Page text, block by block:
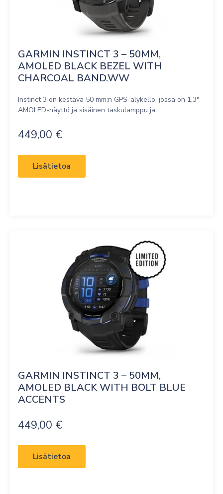
GARMIN INSTINCT 3 – 50MM,
AMOLED BLACK BEZEL WITH
CHARCOAL BAND.WW
Instinct 3 on kestävä 50 mm:n GPS-älykello, jossa on 1,3″
AMOLED-näyttö ja sisäinen taskulamppu ja...
449,00 €
Lisätietoa
GARMIN INSTINCT 3 – 50MM,
AMOLED BLACK WITH BOLT BLUE
ACCENTS
449,00 €
Lisätietoa